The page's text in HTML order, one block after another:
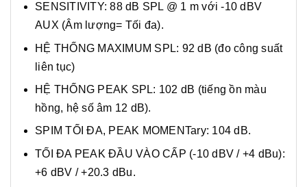
SENSITIVITY: 88 dB SPL @ 1 m với -10 dBV
AUX (Âm lượng= Tối đa).
HỆ THỐNG MAXIMUM SPL: 92 dB (đo công suất
liên tục)
HỆ THỐNG PEAK SPL: 102 dB (tiếng ồn màu
hồng, hệ số âm 12 dB).
SPIM TỐI ĐA, PEAK MOMENTary: 104 dB.
TỐI ĐA PEAK ĐẦU VÀO CẤP (-10 dBV / +4 dBu):
+6 dBV / +20.3 dBu.